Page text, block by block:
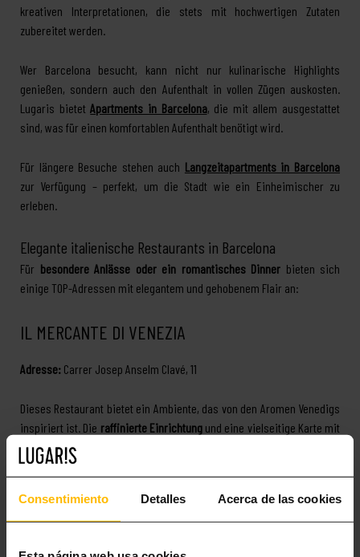
Consentimiento Detalles Acerca de las cookies
kreativen Interpretationen, die stets mit hochwertigen Zutaten
zubereitet werden.
Wer Barcelona besucht, kann nicht nur kulinarische Highlights
genießen, sondern auch den Aufenthalt in vollen Zügen auskosten.
Lugaris bietetApartments in Barcelona, die mit allem ausgestattet
sind, was für einen komfortablen Aufenthalt benötigt wird.
Für längere Besuche stehen auch Langzeitapartments in Barcelona
zur Verfügung – perfekt, um die Stadt wie ein Einheimischer zu
erleben.
Elegante italienische Restaurants in Barcelona
Für besondere Anlässe oder ein romantisches Dinner bieten sich
einige TOP-Adressen mit elegantem und gehobenem Flair an:
IL MERCANTE DI VENEZIA
Adresse: Carrer Josep Anselm Clavé, 11
Dieses Restaurant bietet ein Ambiente, das von den Aromen Venedigs
inspiriert ist. Die raffinierte Einrichtungund eine vielseitige Karte mit
hausgemachten Pastas, frischen Meeresfrüchten und erlesenen
Weinen machen es ideal für ein exklusives Dinner.
ILUZIONE
Adresse: